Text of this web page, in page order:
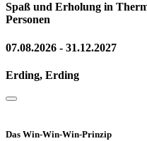
Spaß und Erholung in
Personen
07.08.2026 - 31.12.2027
Erding, Erding
Das Win-Win-Win-Prinzip